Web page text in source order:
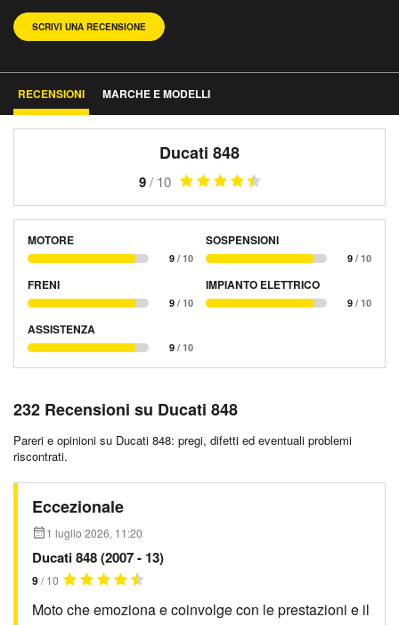
SCRIVI UNA RECENSIONE
RECENSIONI MARCHE E MODELLI
Ducati 848
9/ 10
MOTORE
9 / 10
SOSPENSIONI
9 / 10
FRENI
9 / 10
IMPIANTO ELETTRICO
9 / 10
ASSISTENZA
9 / 10
232 Recensioni su Ducati 848
Pareri e opinioni su Ducati 848: pregi, difetti ed eventuali problemi
riscontrati.
Eccezionale
1 luglio 2026, 11:20
Ducati 848 (2007 - 13)
9/ 10
Moto che emoziona e coinvolge con le prestazioni e il